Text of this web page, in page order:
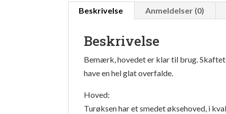
Beskrivelse Anmeldelser (0)
Beskrivelse
Bemærk, hovedet er klar til brug.
have en hel glat overfalde.
Hoved:
Turøksen har et smedet øksehoved, i